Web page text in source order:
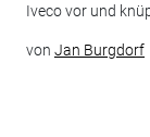
Iveco vor und
von Jan Burgdorf